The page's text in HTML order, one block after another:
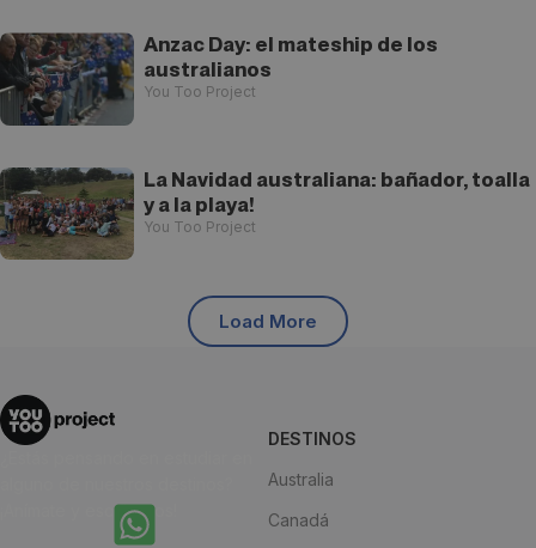
Anzac Day: el mateship de los
australianos
You Too Project
La Navidad australiana: bañador, toalla
y a la playa!
You Too Project
Load More
¡Anímate y escríbenos!
DESTINOS
Australia
Canadá